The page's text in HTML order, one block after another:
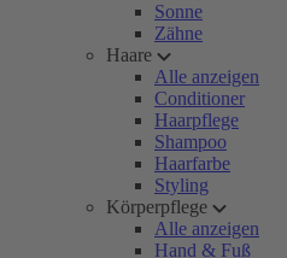
Sonne
Zähne
Haare
Alle anzeigen
Conditioner
Haarpflege
Shampoo
Haarfarbe
Styling
Körperpflege
Alle anzeigen
Hand & Fuß